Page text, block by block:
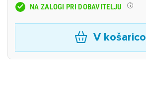
NA ZALOGI PRI DOBAVITELJU
V košarico